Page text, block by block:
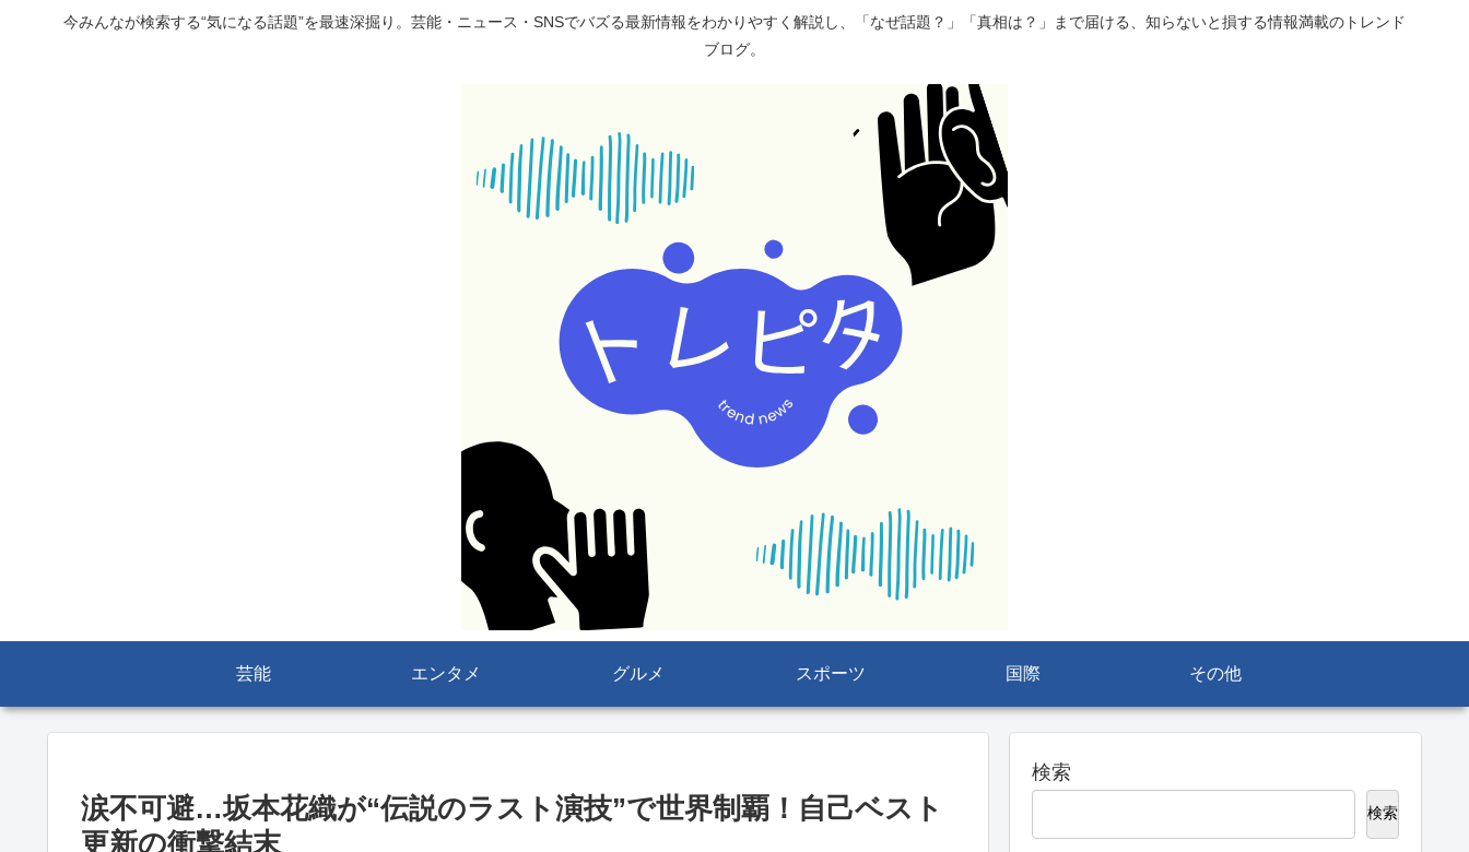
今みんなが検索する“気になる話題”を最速深掘り。芸能・ニュース・SNSでバズる最新情報をわかりやすく解説し、「なぜ話題？」「真相は？」まで届ける、知らないと損する情報満載のトレンド
ブログ。
芸能 エンタメ グルメ スポーツ 国際 その他
涙不可避…坂本花織が“伝説のラスト演技”で世界制覇！自己ベスト
更新の衝撃結末
検索
検索